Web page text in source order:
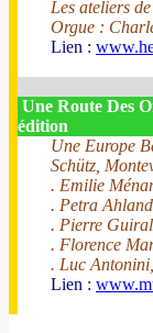
Les ateliers
Orgue :
Lien :
Une Route Des
édition
Une Europe
Schütz,
. Emilie
. Petra
. Pierre
. Florence
. Luc
Lien :